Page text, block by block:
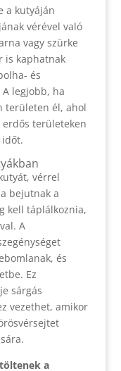
a kutyáján
vérével való
vagy szürke
is kaphatnak
és
legjobb, ha
területen él, ahol
területeken
vérrel
bejutnak a
kell táplálkoznia,
A
és
Ez
sárgás
vezethet, amikor
a